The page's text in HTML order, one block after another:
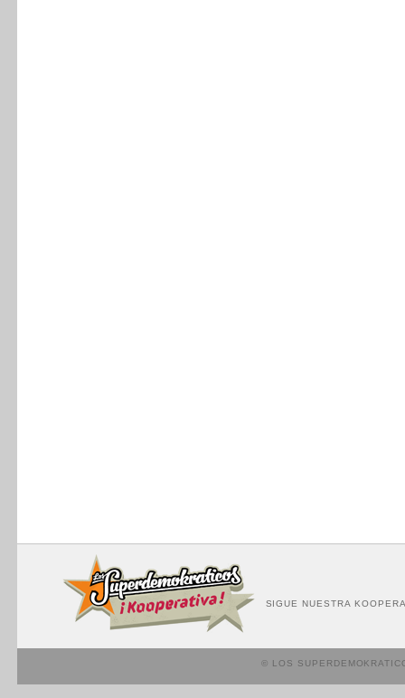
SIGUE NUESTRA
© LOS